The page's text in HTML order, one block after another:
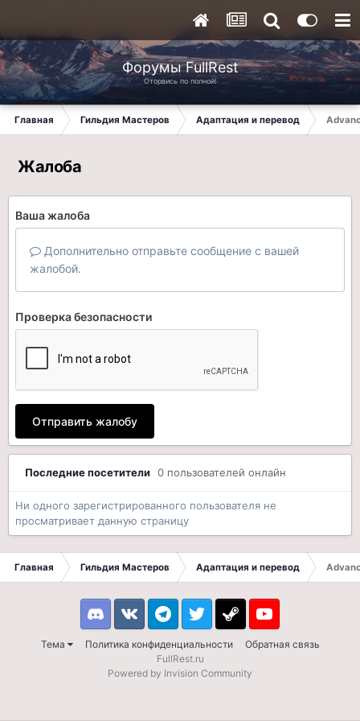
Форумы FullRest
Оторвись по полной!
Главная Гильдия Мастеров Адаптация и перевод
Жалоба
Ваша жалоба
Дополнительно отправьте сообщение с вашей
жалобой.
Проверка безопасности
Отправить жалобу
Последние посетители 0 пользователей онлайн
Ни одного зарегистрированного пользователя не
просматривает данную страницу
Главная Гильдия Мастеров Адаптация и перевод
Тема Политика конфиденциальности Обратная связь
DiscordVK TelegramTwitter Steam Youtube
FullRest.ru
Powered by Invision Community